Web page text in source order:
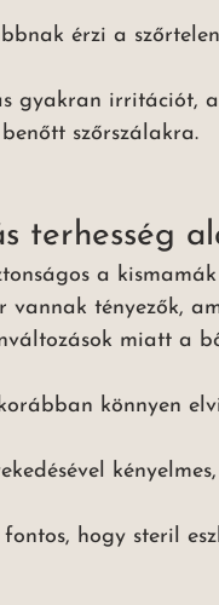
érzi a
gyakran irritációt,
szőrszálakra.
terhesség
a
vannak tényezők,
miatt a
könnyen
hogy steril